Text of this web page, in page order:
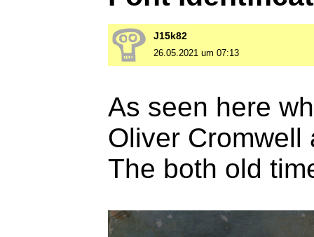
J15k82
26.05.2021 um 07:13
As seen here
Oliver Cromwell
The both old